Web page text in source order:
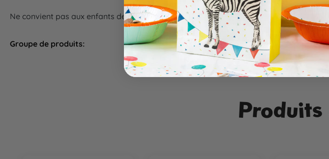
Ne convient pas aux enfants de moins de 6 ans.
Groupe de produits: Animation de fête